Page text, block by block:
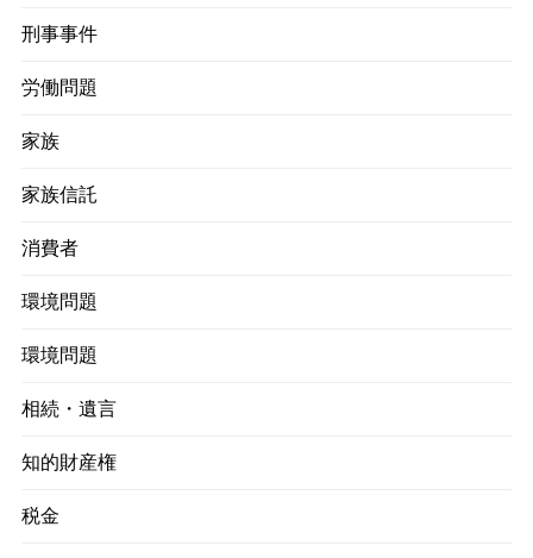
刑事事件
労働問題
家族
家族信託
消費者
環境問題
環境問題
相続・遺言
知的財産権
税金